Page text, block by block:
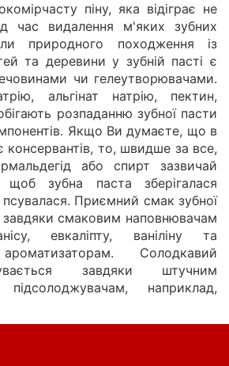
піну, яка відіграє не
час видалення м'яких зубних
природного походження із
та деревини у зубній пасті є
чи гелеутворювачами.
альгінат натрію, пектин,
розпаданню зубної пасти
Якщо Ви думаєте, що в
консервантів, то, швидше за все,
або спирт зазвичай
щоб зубна паста зберігалася
Приємний смак зубної
смаковим наповнювачам
евкаліпту, ваніліну та
Солодкавий
завдяки штучним
підсолоджувачам, наприклад,